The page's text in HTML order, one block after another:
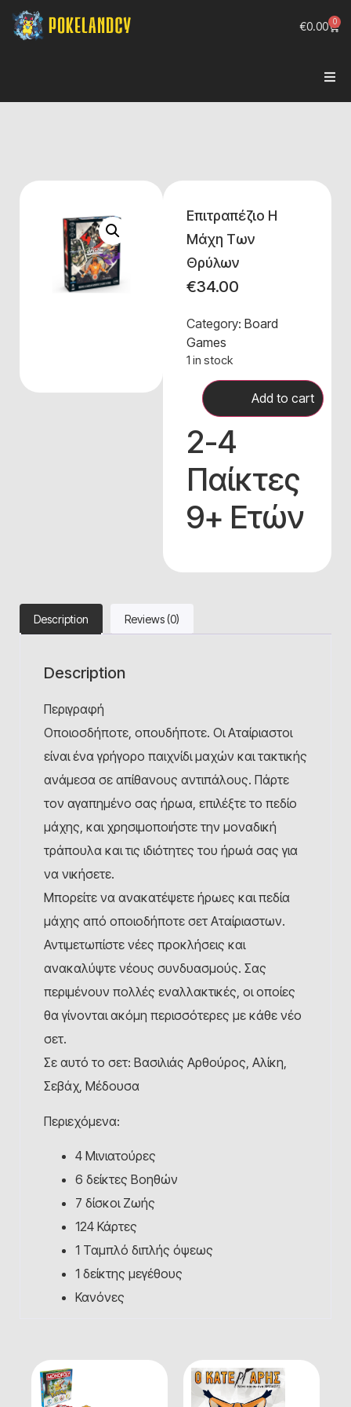
€0.00 0
Επιτραπέζιο Η
Μάχη Των
Θρύλων
€34.00
Category: Board
Games
1 in stock
Add to cart
2-4
Παίκτες
9+ Ετών
Description Reviews (0)
Description
Περιγραφή
Οποιοσδήποτε, οπουδήποτε. Οι Αταίριαστοι
είναι ένα γρήγορο παιχνίδι μαχών και τακτικής
ανάμεσα σε απίθανους αντιπάλους. Πάρτε
τον αγαπημένο σας ήρωα, επιλέξτε το πεδίο
μάχης, και χρησιμοποιήστε την μοναδική
τράπουλα και τις ιδιότητες του ήρωά σας για
να νικήσετε.
Μπορείτε να ανακατέψετε ήρωες και πεδία
μάχης από οποιοδήποτε σετ Αταίριαστων.
Αντιμετωπίστε νέες προκλήσεις και
ανακαλύψτε νέους συνδυασμούς. Σας
περιμένουν πολλές εναλλακτικές, οι οποίες
θα γίνονται ακόμη περισσότερες με κάθε νέο
σετ.
Σε αυτό το σετ: Βασιλιάς Αρθούρος, Αλίκη,
Σεβάχ, Μέδουσα
Περιεχόμενα:
4 Μινιατούρες
6 δείκτες Βοηθών
7 δίσκοι Ζωής
124 Κάρτες
1 Ταμπλό διπλής όψεως
1 δείκτης μεγέθους
Κανόνες